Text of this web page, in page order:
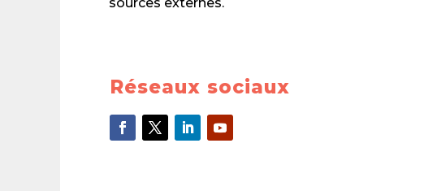
Réseaux sociaux